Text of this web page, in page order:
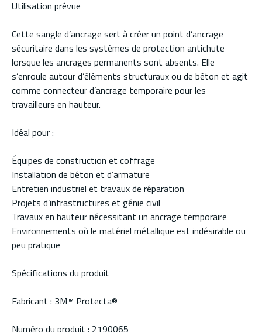
Utilisation prévue
Cette sangle d’ancrage sert à créer un point d’ancrage
sécuritaire dans les systèmes de protection antichute
lorsque les ancrages permanents sont absents. Elle
s’enroule autour d’éléments structuraux ou de béton et agit
comme connecteur d’ancrage temporaire pour les
travailleurs en hauteur.
Idéal pour :
Équipes de construction et coffrage
Installation de béton et d’armature
Entretien industriel et travaux de réparation
Projets d’infrastructures et génie civil
Travaux en hauteur nécessitant un ancrage temporaire
Environnements où le matériel métallique est indésirable ou
peu pratique
Spécifications du produit
Fabricant : 3M™ Protecta®